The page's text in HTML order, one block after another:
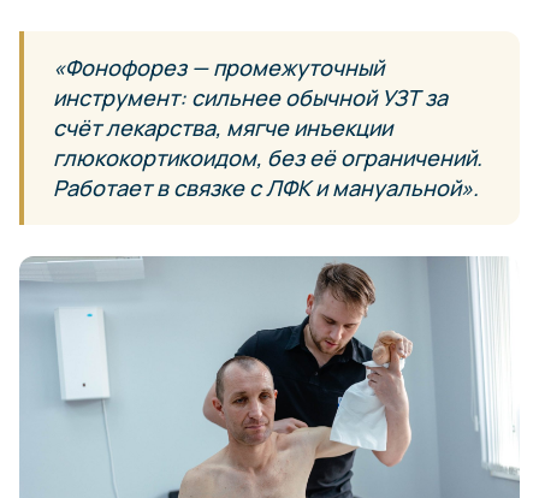
«Фонофорез — промежуточный
инструмент: сильнее обычной УЗТ за
счёт лекарства, мягче инъекции
глюкокортикоидом, без её ограничений.
Работает в связке с ЛФК и мануальной».